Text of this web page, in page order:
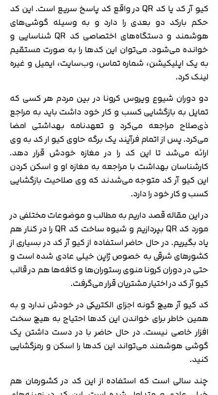
کیو آر کد یا کد QR در واقع کد پاسخ سریع است. این کد
حکم بارکد دو بعدی را دارد و به وسیله گوشی‌های
هوشمند و دستگاه‌های اختصاصی کد QR شناسایی و
خوانده می‌شود. می‌توان این کدها را به صورت مستقیم
به یک اپلیکیشن، شماره تماس، وب‌سایت، ایمیل و غیره
لینک کرد.
دو دوران شیوع ویروس کرونا در بین مردم هر کسی که
تمایل به بازگشایی کسب و کار خود داشت باید به مراجع
ذی‌صلاح مراجعه می‌کرد و تعهدنامه بهداشتی امضا
می‌کرد. پس از اتمام فرآیند یک برگه حاوی کیو ار کد به وی
ارائه می‌شد تا این کد را در مغازه خودش قرار دهد.
کارشناسان بهداشت با مراجعه به مغازه او و اسکن کردن
این کیو آر کد متوجه می‌شدند که وی صلاحیت بازگشایی
کسب و کار خود را دارد.
در این مقاله قصد داریم به مطالب و موضوعات مختلفی در
مورد کد QR بپردازیم و شیوه ساخت کد QR را در کنار هم
یاد بگیریم. در حال حاضر استفاده از کیو آر کد در بسیاری از
کشورهای شرقی به خصوص ژاپن خیلی عادی شده است و
حتی در دوران کرونا منوی رستوران‌ها و کافه‌ها هم در قالب
کیو آر کد در اختیار مشتریان قرار می‌گرفت.
کد کیو آر هیچ گونه اجزای الکتریکی در خودش ندارد و به
همین خاطر برای خواندن این کدها احتیاج به هیچ سخت
افزار خاصی نیست. در حال حاضر با در دست داشتن یک
گوشی هوشمند می‌تواند این کدها را اسکن و رمزگشایی
کنید.
چند سالی است که استفاده از این کد در کشورمان هم